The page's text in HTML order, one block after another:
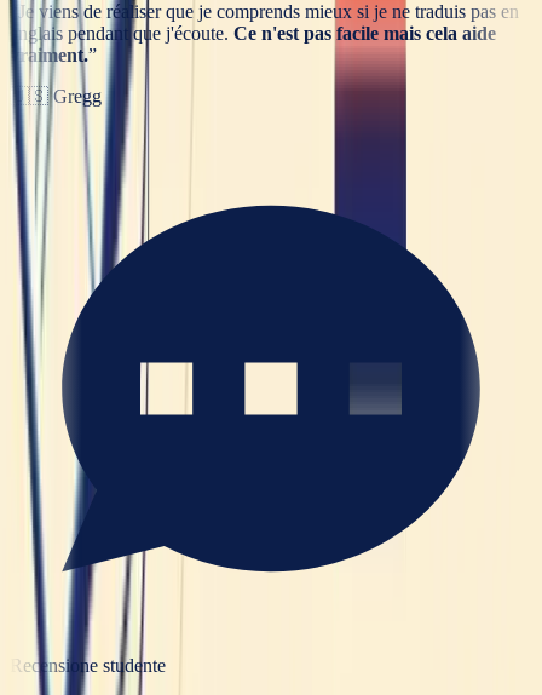
“ Je viens de réaliser que je comprends mieux si je ne traduis pas en
anglais pendant que j'écoute. Ce n'est pas facile mais cela aide
vraiment.”
🇺🇸 Gregg
Recensione studente